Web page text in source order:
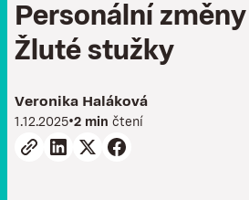
Personální změny
Žluté stužky
Veronika Haláková
1.12.2025•2 min čtení